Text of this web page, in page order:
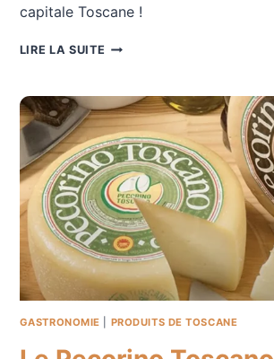
capitale Toscane !
LIRE LA SUITE LES
TRATTORIA
DE
FLORENCE
GASTRONOMIE PRODUITS DE TOSCANE